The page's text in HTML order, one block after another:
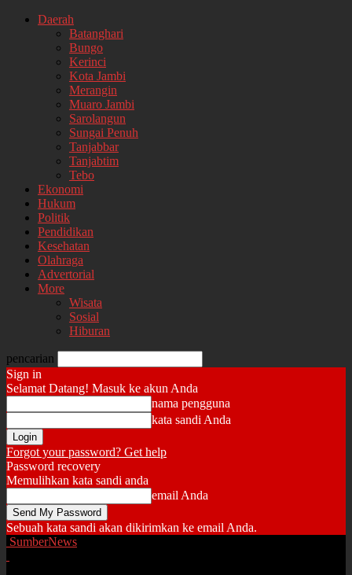
Daerah
Batanghari
Bungo
Kerinci
Kota Jambi
Merangin
Muaro Jambi
Sarolangun
Sungai Penuh
Tanjabbar
Tanjabtim
Tebo
Ekonomi
Hukum
Politik
Pendidikan
Kesehatan
Olahraga
Advertorial
More
Wisata
Sosial
Hiburan
pencarian
Sign in
Selamat Datang! Masuk ke akun Anda
nama pengguna
kata sandi Anda
Forgot your password? Get help
Password recovery
Memulihkan kata sandi anda
email Anda
Sebuah kata sandi akan dikirimkan ke email Anda.
SumberNews